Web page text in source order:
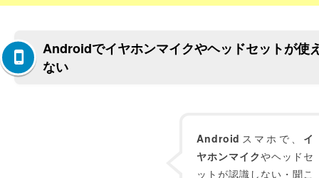
Androidでイヤホンマイクやヘッドセットが使
ない
Android スマホで、 イ
ヤホンマイクやヘッドセ
ットが認識しない・聞こ